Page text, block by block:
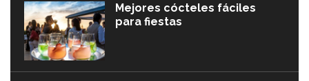
Mejores cócteles fáciles
para fiestas